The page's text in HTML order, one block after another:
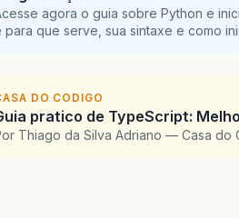
agora o guia sobre Python e
para que serve, sua sintaxe e como
DO CODIGO
pratico de TypeScript:
Thiago da Silva Adriano — Casa do